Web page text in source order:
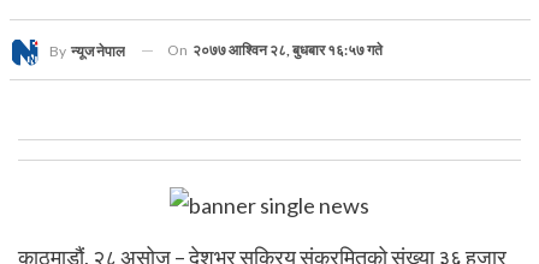
By न्यूज नेपाल On २०७७ आश्विन २८, बुधबार १६:५७ गते
काठमाडौं, २८ असोज – देशभर सक्रिय संक्रमितको संख्या ३६ हजार